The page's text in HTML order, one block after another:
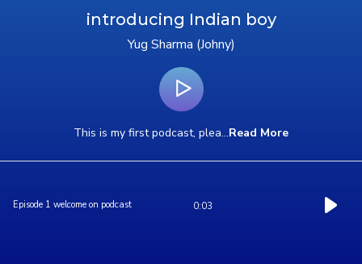
introducing Indian boy
Yug Sharma (Johny)
This is my first podcast, plea...Read More
Episode 1 welcome on podcast 0:03